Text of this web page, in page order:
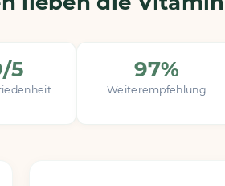
5 97%
Weiterempfehlung